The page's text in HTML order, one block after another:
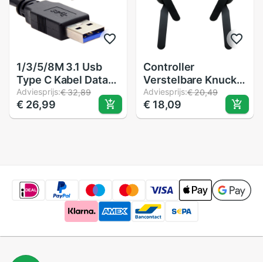
1/3/5/8M 3.1 Usb
Type C Kabel Data-
overdracht Snel
Opladen Kabel Voor
Oculus quest Link
Adviesprijs:€ 32,89
€ 26,99
Controller
Verstelbare Knuckle
Bandjes Voor
Oculus Quest / Rift
S Vr Touch
Adviesprijs:€ 20,49
€ 18,09